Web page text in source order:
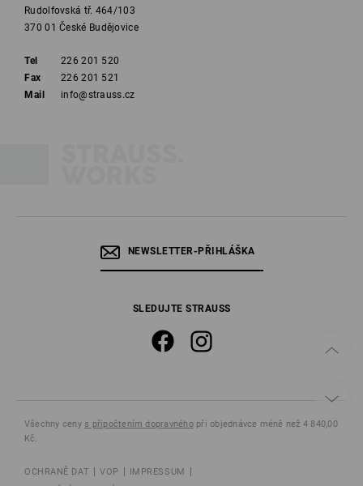
Rudolfovská tř. 464/103
370 01 České Budějovice
Tel
226 201 520
Fax
226 201 521
Mail
info@strauss.cz
NEWSLETTER-PŘIHLÁŠKA
SLEDUJTE STRAUSS
Všechny ceny s připočtením dopravnéhopři objednávce méně než 4 840,00
Kč.
OCHRANĚ DAT VOP
IMPRESSUM